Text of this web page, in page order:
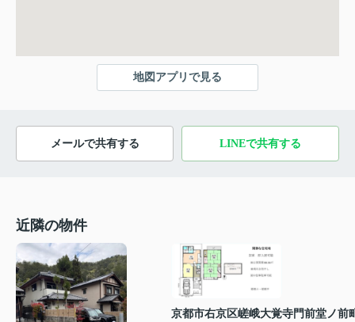
地図アプリで見る
メールで共有する LINEで共有する
近隣の物件
京都市右京区嵯峨大覚寺門前堂ノ前